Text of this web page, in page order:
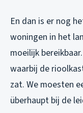
En dan is er nog
woningen in het
moeilijk
waarbij de
zat. We moesten
überhaupt bij de